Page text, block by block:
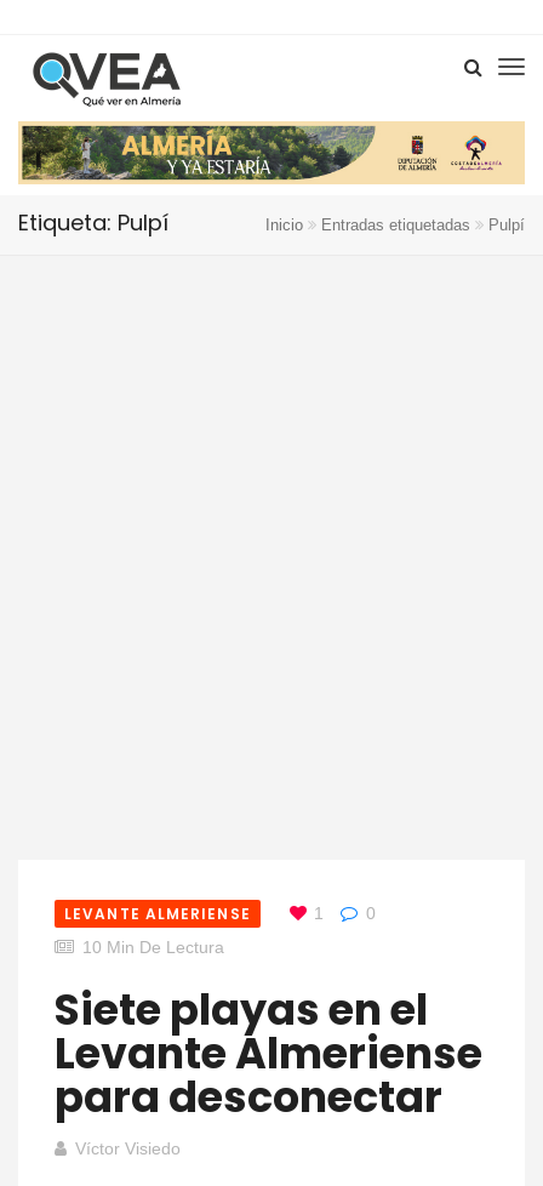
Etiqueta: Pulpí Inicio Entradas etiquetadas Pulpí
LEVANTE ALMERIENSE 1
0
10 Min De Lectura
Siete playas en el
Levante Almeriense
para desconectar
Víctor Visiedo